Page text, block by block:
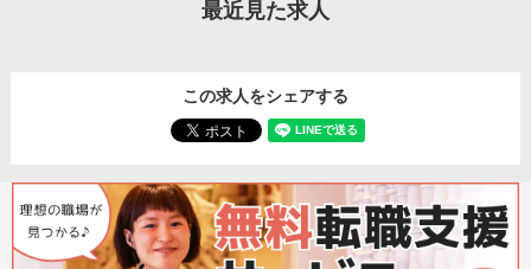
最近見た求人
この求人をシェアする